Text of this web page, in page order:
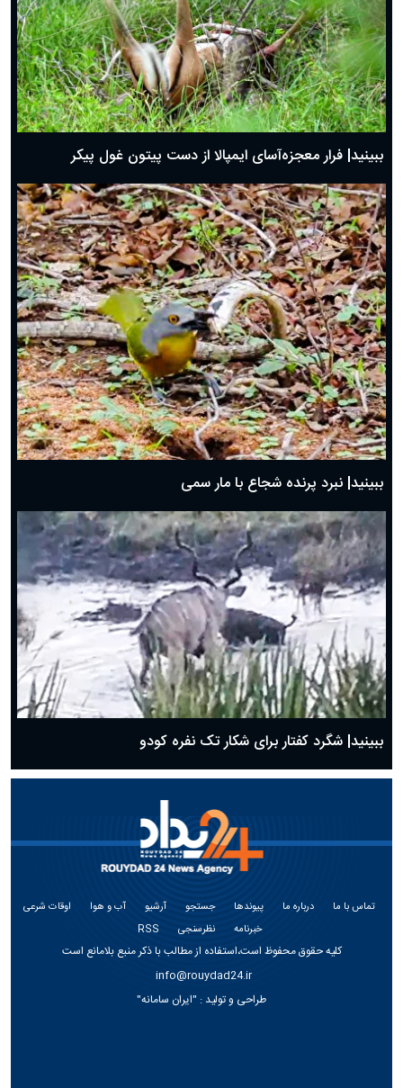
ببینید| فرار معجزه‌آسای ایمپالا از دست پیتون غول پیکر
ببینید| نبرد پرنده شجاع با مار سمی
ببینید| شگرد کفتار برای شکار تک نفره کودو
تماس با ما درباره ما پیوندها جستجو آرشیو آب و هوا
اوقات شرعی
خبرنامه
نظرسنجی RSS
کلیه حقوق محفوظ است،استفاده از مطالب با ذکر منبع بلامانع است
info@rouydad24.ir
طراحی و تولید : "ایران سامانه"